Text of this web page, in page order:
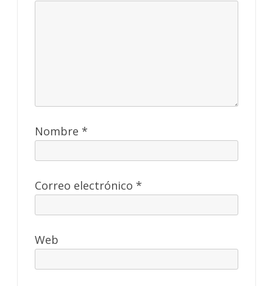
Nombre *
Correo electrónico *
Web